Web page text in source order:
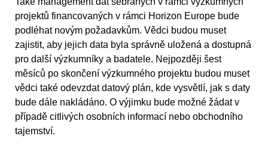
projektů financovaných v rámci Horizon Europe bude
podléhat novým požadavkům. Vědci budou muset
zajistit, aby jejich data byla správně uložená a dostupná
pro další výzkumníky a badatele. Nejpozději šest
měsíců po skončení výzkumného projektu budou muset
vědci také odevzdat datový plán, kde vysvětlí, jak s daty
bude dále nakládáno. O výjimku bude možné žádat v
případě citlivých osobních informací nebo obchodního
tajemství.